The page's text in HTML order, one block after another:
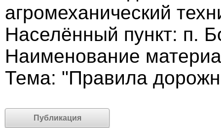
агромеханический
Населённый пункт: п.
Наименование
Тема: "Правила
Публикация